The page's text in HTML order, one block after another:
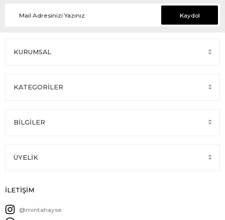
Kaydol
KURUMSAL
KATEGORİLER
BİLGİLER
ÜYELİK
İLETİŞİM
@mintahayse